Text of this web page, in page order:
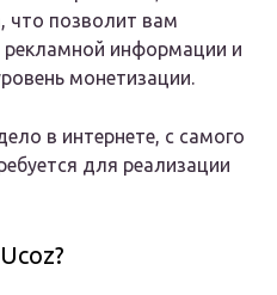
что позволит вам
рекламной информации и
монетизации.
в интернете, с самого
для реализации